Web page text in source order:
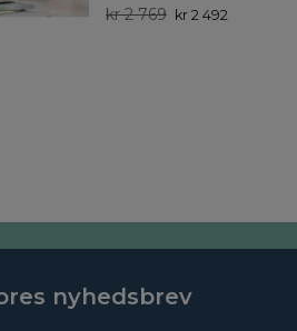
kr 2 769 kr 2 492
nyhedsbrev